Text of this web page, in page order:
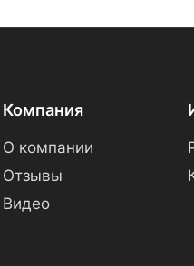
Компания
О компании
Отзывы
Видео